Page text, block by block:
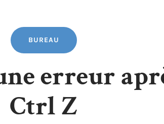
BUREAU
erreur
Ctrl Z